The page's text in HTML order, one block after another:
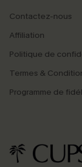
Contactez-nous
Affiliation
Politique de
Termes &
Programme de
-
*Un
En soumettant
marketing (y
reconnaissez avoir
pouvons utiliser
produits
confidentialité
.